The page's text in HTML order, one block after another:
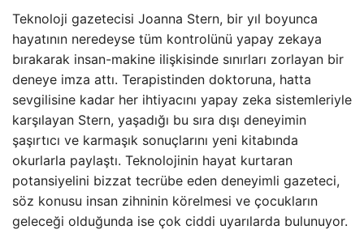
Teknoloji gazetecisi Joanna Stern, bir yıl boyunca
hayatının neredeyse tüm kontrolünü yapay zekaya
bırakarak insan-makine ilişkisinde sınırları zorlayan bir
deneye imza attı. Terapistinden doktoruna, hatta
sevgilisine kadar her ihtiyacını yapay zeka sistemleriyle
karşılayan Stern, yaşadığı bu sıra dışı deneyimin
şaşırtıcı ve karmaşık sonuçlarını yeni kitabında
okurlarla paylaştı. Teknolojinin hayat kurtaran
potansiyelini bizzat tecrübe eden deneyimli gazeteci,
söz konusu insan zihninin körelmesi ve çocukların
geleceği olduğunda ise çok ciddi uyarılarda bulunuyor.